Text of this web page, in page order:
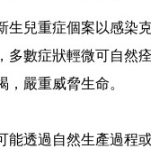
生兒重症個案以感染
多數症狀輕微可自然
，嚴重威脅生命。
能透過自然生產過程